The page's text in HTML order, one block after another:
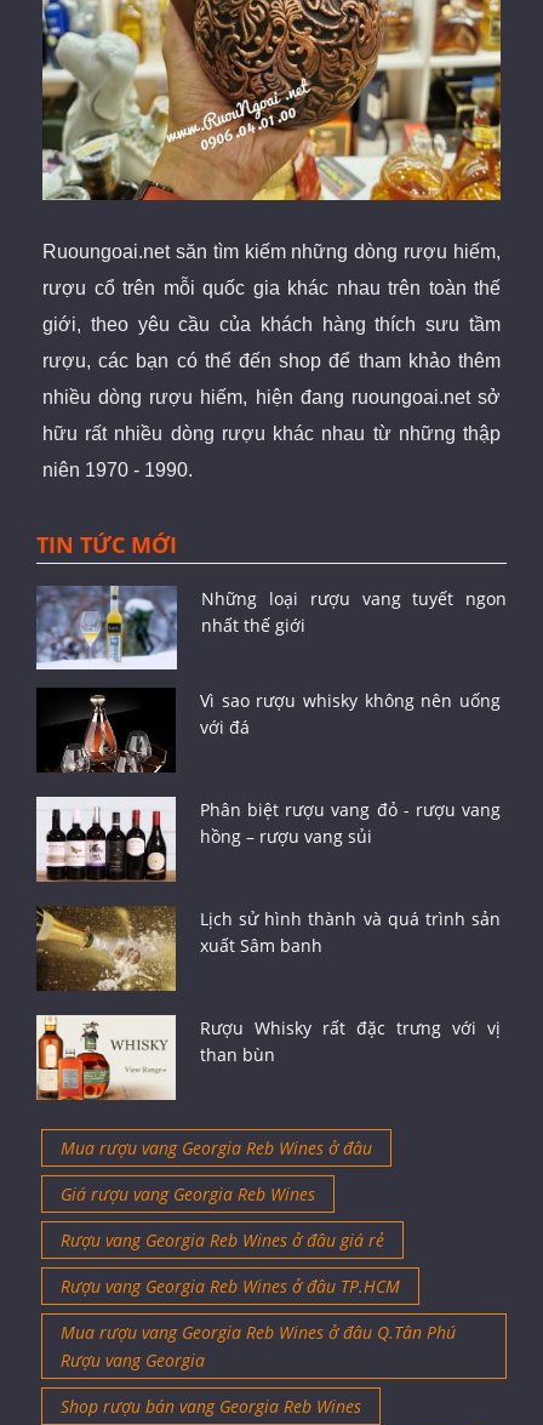
Ruoungoai.net săn tìm kiếm những dòng rượu hiếm,
rượu cổtrên mỗi quốc gia khác nhau trên toàn thế
giới, theo yêu cầu của khách hàng thích sưu tầm
rượu, các bạn có thể đến shop để tham khảo thêm
nhiều dòng rượu hiếm, hiện đang ruoungoai.net sở
hữu rất nhiều dòng rượu khác nhau từ những thập
niên 1970 - 1990.
TIN TỨC MỚI
Những loại rượu vang tuyết ngon
nhất thế giới
Vì sao rượu whisky không nên uống
với đá
Phân biệt rượu vang đỏ - rượu vang
hồng – rượu vang sủi
Lịch sử hình thành và quá trình sản
xuất Sâm banh
Rượu Whisky rất đặc trưng với vị
than bùn
Mua rượu vang Georgia Reb Wines ở đâu
Giá rượu vang Georgia Reb Wines
Rượu vang Georgia Reb Wines ở đâu giá rẻ
Rượu vang Georgia Reb Wines ở đâu TP.HCM
Mua rượu vang Georgia Reb Wines ở đâu Q.Tân Phú
Rượu vang Georgia
Shop rượu bán vang Georgia Reb Wines